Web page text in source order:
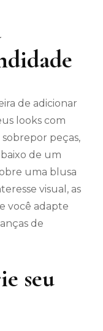
de adicionar
looks com
peças,
de um
uma blusa
visual, as
você adapte
de
seu